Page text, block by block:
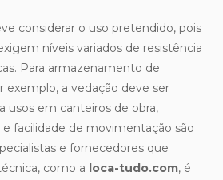
considerar o uso pretendido, pois
níveis variados de resistência
Para armazenamento de
exemplo, a vedação deve ser
usos em canteiros de obra,
facilidade de movimentação são
e fornecedores que
como a loca-tudo.com, é